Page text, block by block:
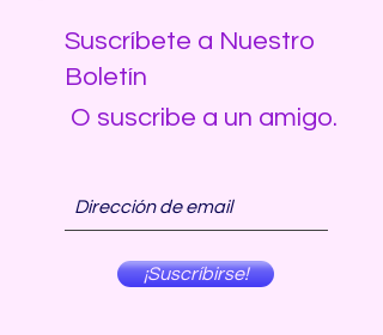
Suscríbete a Nuestro
Boletín
O suscribe a un amigo.
¡Suscríbirse!